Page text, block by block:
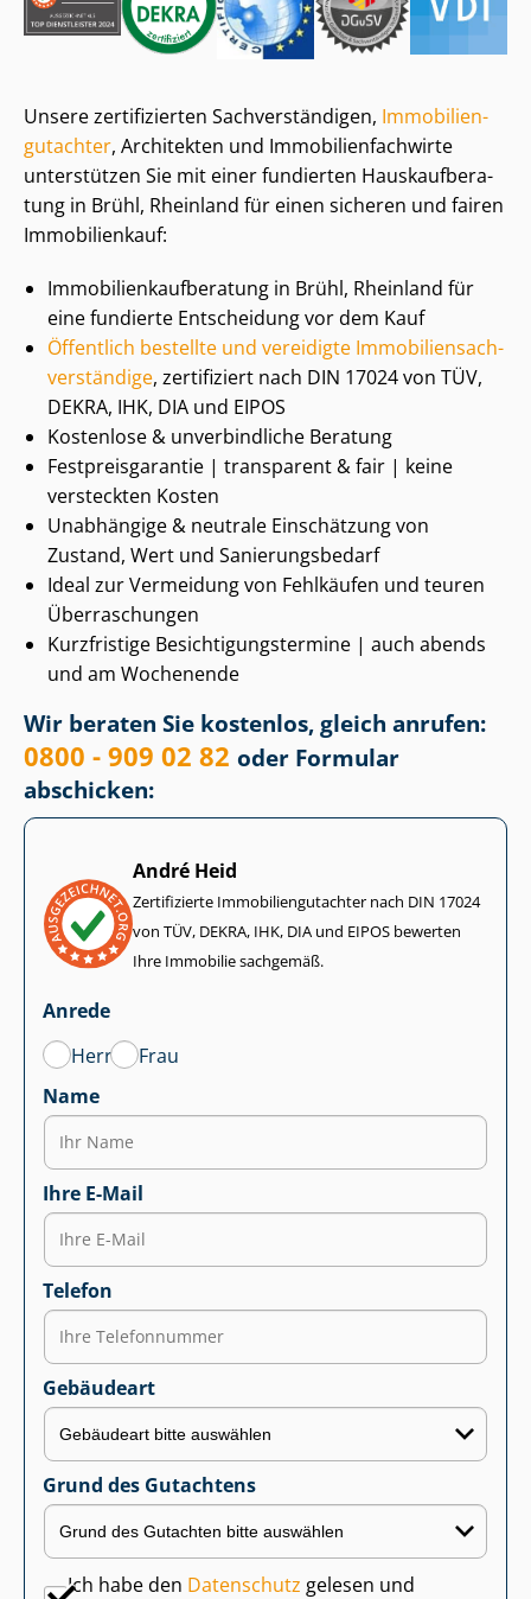
Unsere zertifizierten Sach­ver­stän­di­gen, Im­mo­bi­li­en­
gut­ach­ter, Architekten und Im­mo­bi­li­en­fach­wir­te
unterstützen Sie mit einer fundierten Haus­kauf­be­ra­
tung in Brühl, Rheinland für einen sicheren und fairen
Immobilienkauf:
Im­mo­bi­li­en­kauf­be­ra­tung in Brühl, Rheinland für
eine fundierte Entscheidung vor dem Kauf
Öffentlich bestellte und vereidigte Im­mo­bi­li­en­sach­
ver­stän­di­ge, zertifiziert nach DIN 17024 von TÜV,
DEKRA, IHK, DIA und EIPOS
Kostenlose & unverbindliche Beratung
Fest­preis­ga­ran­tie | transparent & fair | keine
versteckten Kosten
Unabhängige & neutrale Einschätzung von
Zustand, Wert und Sa­nie­rungs­be­darf
Ideal zur Vermeidung von Fehlkäufen und teuren
Überraschungen
Kurzfristige Be­sich­ti­gungs­ter­mi­ne | auch abends
und am Wochenende
Wir beraten Sie kostenlos, gleich anrufen:
0800 - 909 02 82 oder Formular
abschicken:
André Heid
Zertifizierte Im­mo­bi­li­en­gut­ach­ter nach DIN 17024
von TÜV, DEKRA, IHK, DIA und EIPOS bewerten
Ihre Immobilie sachgemäß.
Anrede
Herr
Frau
Name
Ihre E-Mail
Telefon
Gebäudeart
Grund des Gutachtens
Ich habe den Datenschutz gelesen und